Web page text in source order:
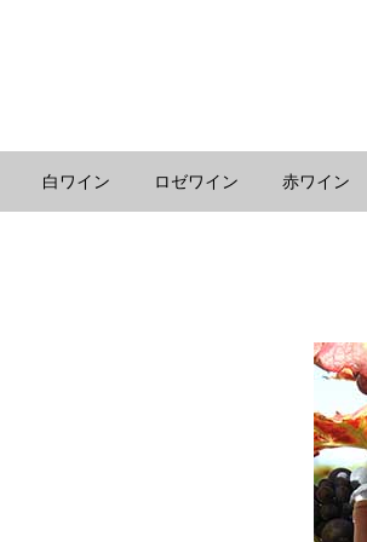
白ワイン ロゼワイン 赤ワイン